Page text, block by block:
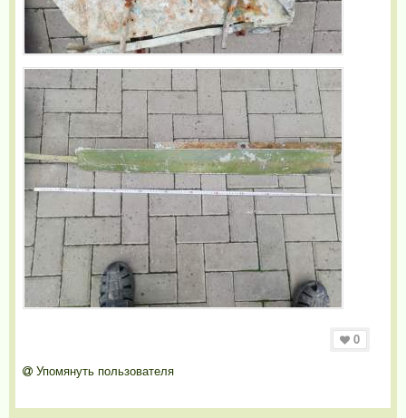
0
Упомянуть пользователя